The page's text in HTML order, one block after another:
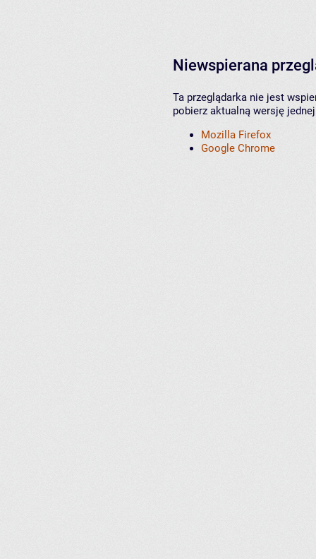
Niewspierana
Ta przeglądarka nie jest
pobierz aktualną wersję
Mozilla Firefox
Google Chrome